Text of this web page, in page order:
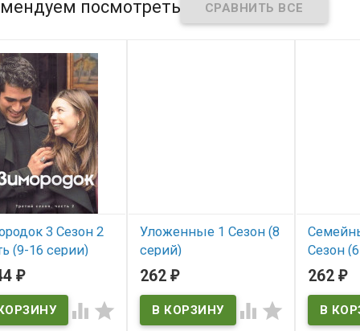
посмотреть
3 Сезон 2
(9-16 серии)
₽
 
Уложенные 1 Сезон (8
серий)
В наличии
262₽
 
Сезон
В
262 ₽